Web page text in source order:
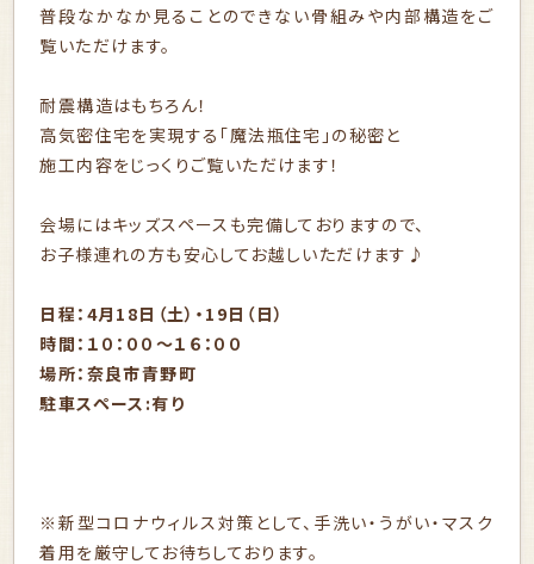
普段なかなか見ることのできない骨組みや内部構造をご
覧いただけます。
耐震構造はもちろん！
高気密住宅を実現する「魔法瓶住宅」の秘密と
施工内容をじっくりご覧いただけます！
会場にはキッズスペースも完備しておりますので、
お子様連れの方も安心してお越しいただけます♪
日程：4月18日（土）・19日（日）
時間：１０：００～１６：００
場所：奈良市青野町
駐車スペース:有り
※新型コロナウィルス対策として、手洗い・うがい・マスク
着用を厳守してお待ちしております。